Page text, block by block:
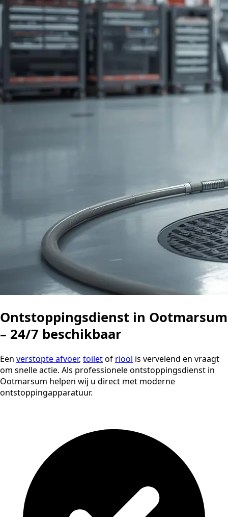
Ontstoppingsdienst in Ootmarsum
– 24/7 beschikbaar
Een verstopte afvoer, toiletof riool is vervelend en vraagt
om snelle actie. Als professionele ontstoppingsdienst in
Ootmarsum helpen wij u direct met moderne
ontstoppingapparatuur.